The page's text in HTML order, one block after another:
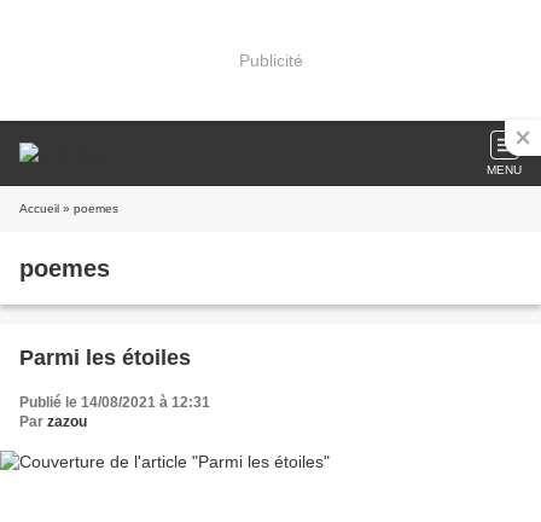
Publicité
MENU
Accueil » poemes
poemes
Parmi les étoiles
Publié le 14/08/2021 à 12:31
Par zazou